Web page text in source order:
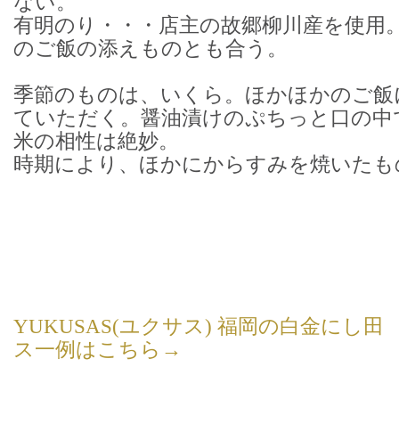
有明のり・・・店主の故郷柳川産を使用
のご飯の添えものとも合う。
季節のものは、いくら。ほかほかのご
ていただく。醤油漬けのぷちっと口の
米の相性は絶妙。
時期により、ほかにからすみを焼いた
YUKUSAS(ユクサス) 福岡の白金にし田
ス一例はこちら→